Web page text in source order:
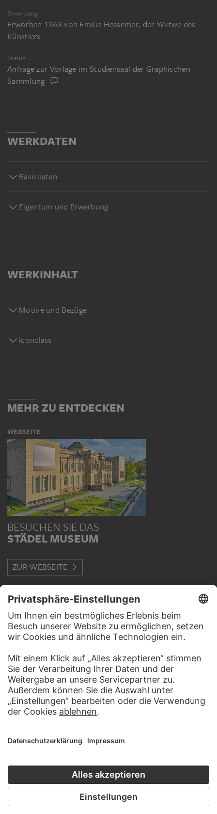
Erwerbung
Erworben 1863 von Emilie Hessemer, der Wiitwe des
Künstlers
Status
Anfrage zur Vorlage im Studiensaal der Graphischen
Sammlung
WERKDATEN
Basisdaten
Eigentum und Erwerbung
WERKINHALT
Motive und Bezüge
Iconclass
MEHR ZU ENTDECKEN
WEBSEITE
BESUCHEN SIE DAS
STÄDEL MUSEUM
ZUR WEBSEITE
KONTAKT
Haben Sie Anregungen, Fragen oder Informationen zu
diesem Werk?
SCHREIBEN SIE UNS
staedelmuseum.de/go/ds/4997z
LETZTE AKTUALISIERUNG